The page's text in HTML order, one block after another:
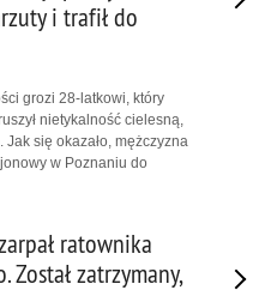
i trafił do
grozi 28-latkowi, który
nietykalność cielesną,
Jak się okazało, mężczyzna
w Poznaniu do
ratownika
Został zatrzymany,